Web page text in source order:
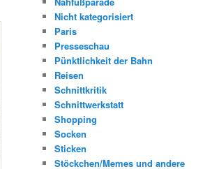
Nicht kategorisiert
Paris
Presseschau
Pünktlichkeit der Bahn
Reisen
Schnittkritik
Schnittwerkstatt
Shopping
Socken
Sticken
Stöckchen/Memes und andere